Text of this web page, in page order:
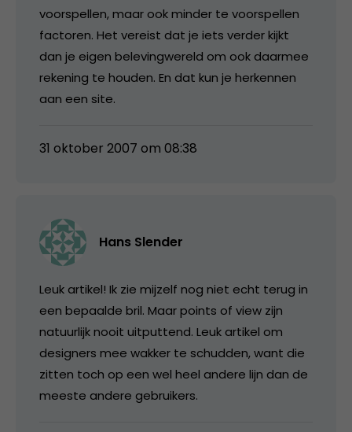
voorspellen, maar ook minder te voorspellen
factoren. Het vereist dat je iets verder kijkt
dan je eigen belevingwereld om ook daarmee
rekening te houden. En dat kun je herkennen
aan een site.
31 oktober 2007 om 08:38
Hans Slender
Leuk artikel! Ik zie mijzelf nog niet echt terug in
een bepaalde bril. Maar points of view zijn
natuurlijk nooit uitputtend. Leuk artikel om
designers mee wakker te schudden, want die
zitten toch op een wel heel andere lijn dan de
meeste andere gebruikers.